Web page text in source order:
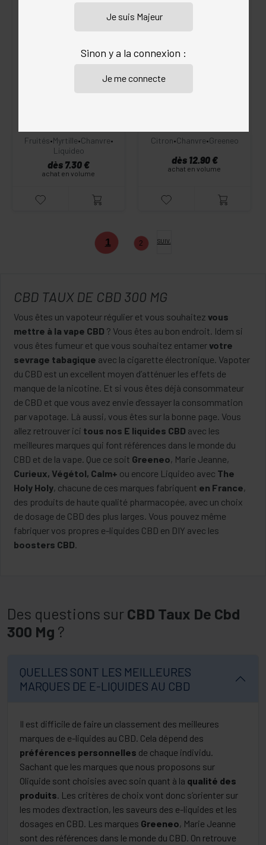
Fruités•Myrtille•Chanvre•
Liquideo
dès 7.30 €
achat en volume
Citron•Chanvre•Greeneo
dès 12.90 €
achat en volume
1 2 SUIV.
CBD TAUX DE CBD 300 MG
Vous êtes un vapoteur régulier et vous souhaitez vous
mettre à la vape CBD ? Vous êtes au bon endroit. Idem si
vous êtes fumeur et que vous souhaitez entamervotre
sevrage tabagique avec la cigarette électronique. Vapoter
du CBD est un excellent moyen d’atténuer les effets de
manque de la nicotine. Et si vous êtes déjà consommateur
de CBD et que vous avez envie d’essayer la consommation
par vapotage. Là aussi, vous êtes sur la bonne page. Vous
allez retrouver ici tous nos E liquides CBD avec les
meilleures marques qui font références dans le monde du
CBD et de la vape. Que ce soit Greeneo, Marie Jeanne,
Curieux, Végétol, Calm+ ou encore Liquideo avec The
Holy Holy, chacune de ces marques fabriquent en France,
des produits de haute qualité pharmacopée, avec un choix
de dosage de CBD des plus larges. Vous pouvez même
fabriquer vos propres e-liquides CBD en DIY avec les
boosters CBD
Des questions sur CBD Taux De Cbd
300 Mg ?
QUELLES SONT LES MEILLEURES
MARQUES DE E-LIQUIDES AU CBD
Il est difficile de faire un classement des meilleures
marques de e-liquides au CBD. Cela dépend des
préférences personnelles de chaque individu.
Sachant que les marques que nous proposons sur
Oliquide sont choisies avec soin quant à la qualité des
produits . Les critères de choix vont donc s’orienter sur
les modes d’extraction, les saveurs des e-liquides et les
dosages en CBD. Les marques Greeneo, Marie Jeanne
sont des références dans le monde du CBD. On retrouve
Sinon y a la connexion :